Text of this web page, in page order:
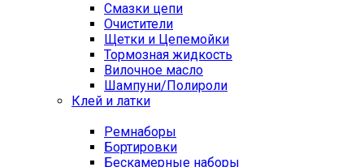
Смазки цепи
Очистители
Щетки и Цепемойки
Тормозная жидкость
Вилочное масло
Шампуни/Полироли
Клей и латки
Ремнаборы
Бортировки
Бескамерные наборы